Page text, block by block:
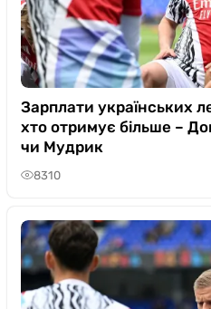
Зарплати українських
хто отримує більше –
чи Мудрик
8310